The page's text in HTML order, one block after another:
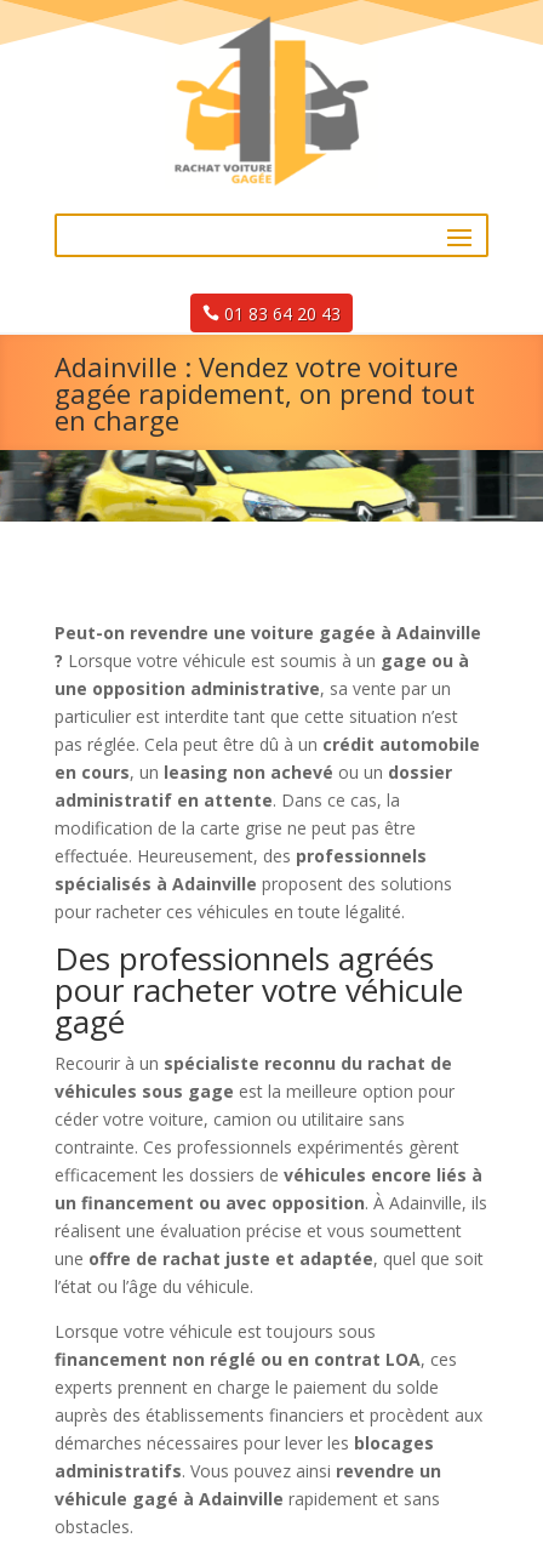
01 83 64 20 43
Adainville : Vendez votre voiture
gagée rapidement, on prend tout
en charge
Peut-on revendre une voiture gagée à Adainville
? Lorsque votre véhicule est soumis à un gage ou à
une opposition administrative, sa vente par un
particulier est interdite tant que cette situation n’est
pas réglée. Cela peut être dû à un crédit automobile
en cours, un leasing non achevé ou un dossier
administratif en attente. Dans ce cas, la
modification de la carte grise ne peut pas être
effectuée. Heureusement, des professionnels
spécialisés à Adainville proposent des solutions
pour racheter ces véhicules en toute légalité.
Des professionnels agréés
pour racheter votre véhicule
gagé
Recourir à un spécialiste reconnu du rachat de
véhicules sous gage est la meilleure option pour
céder votre voiture, camion ou utilitaire sans
contrainte. Ces professionnels expérimentés gèrent
efficacement les dossiers de véhicules encore liés à
un financement ou avec opposition. À Adainville, ils
réalisent une évaluation précise et vous soumettent
une offre de rachat juste et adaptée, quel que soit
l’état ou l’âge du véhicule.
Lorsque votre véhicule est toujours sous
financement non réglé ou en contrat LOA, ces
experts prennent en charge le paiement du solde
auprès des établissements financiers et procèdent aux
démarches nécessaires pour lever les blocages
administratifs. Vous pouvez ainsi revendre un
véhicule gagé à Adainville rapidement et sans
obstacles.